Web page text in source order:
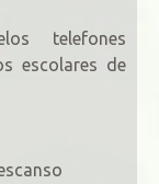
telefones
escolares de